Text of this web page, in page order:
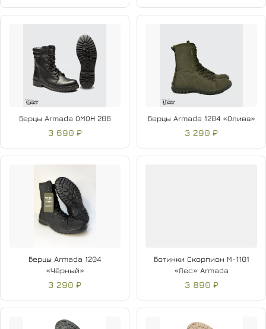
Берцы Armada ОМОН 206
3 690 ₽
Берцы Armada 1204 «Олива»
3 290 ₽
Берцы Armada 1204
«Чёрный»
3 290 ₽
Ботинки Скорпион М-1101
«Лес» Armada
3 890 ₽